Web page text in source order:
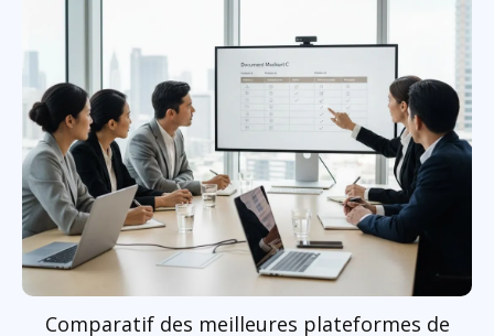
Comparatif des meilleures plateformes de